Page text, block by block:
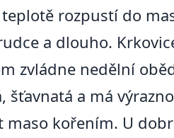
rozpustí do
a dlouho.
zvládne nedělní
a má
kořením. U